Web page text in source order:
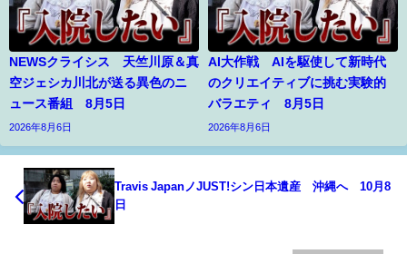
NEWSクライシス 天竺川原＆真
空ジェシカ川北が送る異色のニ
ュース番組 8月5日
2026年8月6日
AI大作戦 AIを駆使して新時代
のクリエイティブに挑む実験的
バラエティ 8月5日
2026年8月6日
Travis JapanノJUST!シン日本遺産 沖縄へ 10月8
日